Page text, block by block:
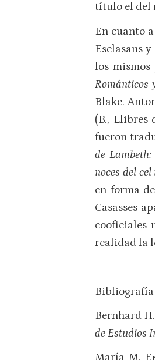
título el del
En cuanto
Esclasans
los
Románticos
Blake.
(B., Llibres
fueron
de
noces del
en forma
Casasses
cooficiales
realidad la
Bibliografía
Bernhard
de Estudios